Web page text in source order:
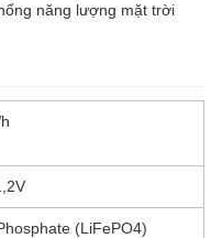
năng lượng mặt trời
(LiFePO4)